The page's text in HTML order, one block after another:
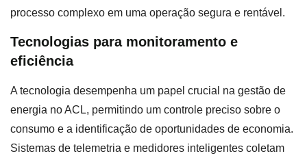
processo complexo em uma operação segura e rentável.
Tecnologias para monitoramento e
eficiência
A tecnologia desempenha um papel crucial na gestão de
energia no ACL, permitindo um controle preciso sobre o
consumo e a identificação de oportunidades de economia.
Sistemas de telemetria e medidores inteligentes coletam